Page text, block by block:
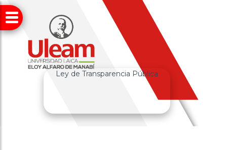
Ley de Transparencia Pública